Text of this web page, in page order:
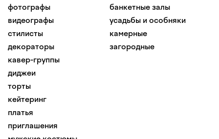
фотографы
видеографы
стилисты
декораторы
кавер-группы
диджеи
торты
кейтеринг
платья
приглашения
банкетные залы
усадьбы и особняки
камерные
загородные